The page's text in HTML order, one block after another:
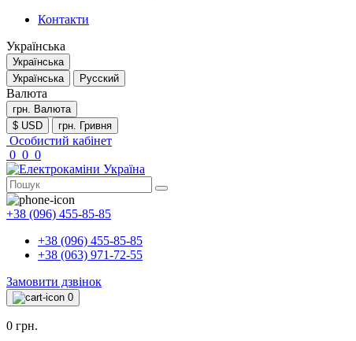
Контакти
Українська
Українська
Українська
Русский
Валюта
грн. Валюта
$ USD
грн. Гривня
Особистий кабінет
0 0 0
+38 (096) 455-85-85
+38 (096) 455-85-85
+38 (063) 971-72-55
Замовити дзвінок
0
0 грн.